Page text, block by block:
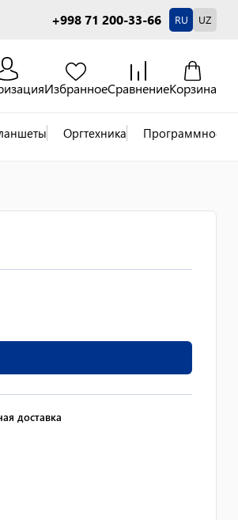
+998 71 200-33-66 RU UZ
ИзбранноеСравнениеКорзина
Оргтехника Программное
доставка